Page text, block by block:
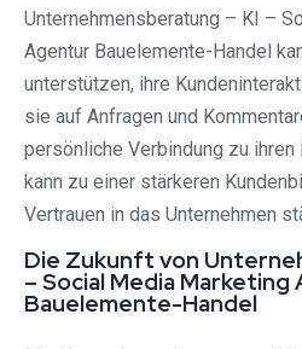
Unternehmensberatung – KI –
Agentur Bauelemente-Handel
unterstützen, ihre
sie auf Anfragen und
persönliche Verbindung zu
kann zu einer stärkeren
Vertrauen in das Unternehmen
Die Zukunft von
– Social Media Marketing
Bauelemente-Handel